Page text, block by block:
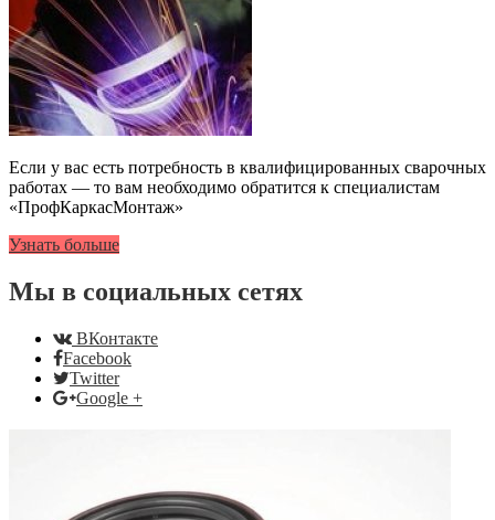
Если у вас есть потребность в квалифицированных сварочных
работах — то вам необходимо обратится к специалистам
«ПрофКаркасМонтаж»
Узнать больше
Мы в социальных сетях
ВКонтакте
Facebook
Twitter
Google +